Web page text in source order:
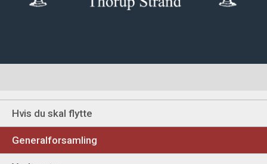
Hvis du skal flytte
Generalforsamling